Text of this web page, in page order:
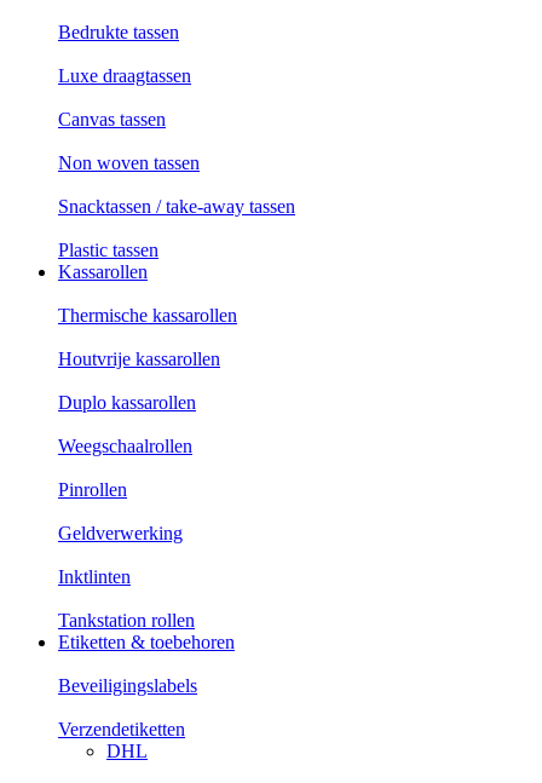
Bedrukte tassen
Luxe draagtassen
Canvas tassen
Non woven tassen
Snacktassen / take-away tassen
Plastic tassen
Kassarollen
Thermische kassarollen
Houtvrije kassarollen
Duplo kassarollen
Weegschaalrollen
Pinrollen
Geldverwerking
Inktlinten
Tankstation rollen
Etiketten & toebehoren
Beveiligingslabels
Verzendetiketten
DHL